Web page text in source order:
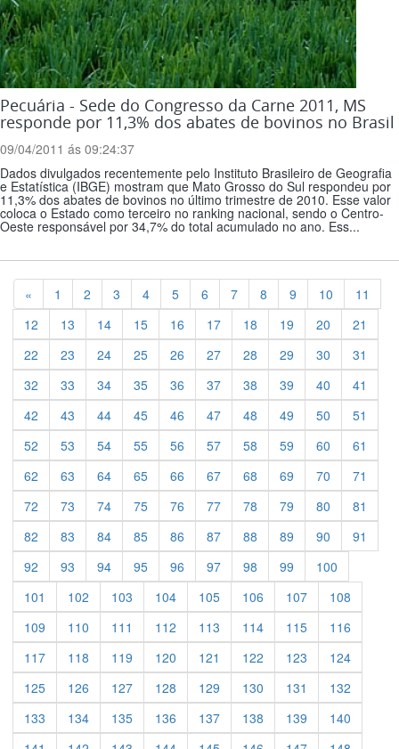
Pecuária - Sede do Congresso da Carne 2011, MS
responde por 11,3% dos abates de bovinos no Brasil
09/04/2011 ás 09:24:37
Dados divulgados recentemente pelo Instituto Brasileiro de Geografia
e Estatística (IBGE) mostram que Mato Grosso do Sul respondeu por
11,3% dos abates de bovinos no último trimestre de 2010. Esse valor
coloca o Estado como terceiro no ranking nacional, sendo o Centro-
Oeste responsável por 34,7% do total acumulado no ano. Ess...
« Previous
1 2 3 4 5 6 7 8 9 10
11
12
13 14 15 16 17 18 19 20
21
22
23 24 25 26 27 28 29 30
31
32
33 34 35 36 37 38 39 40
41
42
43 44 45 46 47 48 49 50
51
52
53 54 55 56 57 58 59 60
61
62
63 64 65 66 67 68 69 70
71
72
73 74 75 76 77 78 79 80
81
82
83 84 85 86 87 88 89 90
91
92
93 94 95 96 97 98 99
100
101
102 103 104 105 106 107
108
109
110 111 112 113 114 115
116
117
118 119 120 121 122 123
124
125
126 127 128 129 130 131
132
133
134 135 136 137 138 139
140